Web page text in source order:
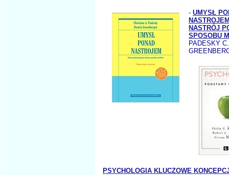
- UMYSŁ
NASTRÓJ
SPOSOBU
PADESKY
PSYCHOLOGIA KLUCZOWE